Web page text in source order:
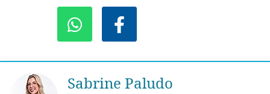
Sabrine Paludo